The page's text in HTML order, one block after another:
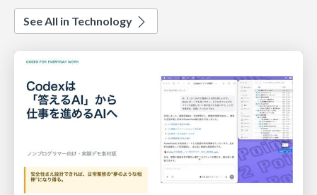
See All in Technology